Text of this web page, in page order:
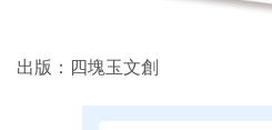
出版：四塊玉文創